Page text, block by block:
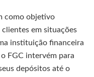
como objetivo
em situações
instituição financeira
FGC intervém para
depósitos até o